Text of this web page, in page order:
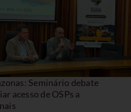
Seminário debate
acesso de OSPs a